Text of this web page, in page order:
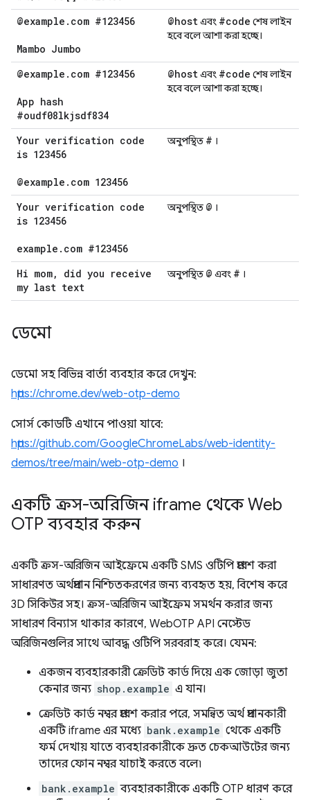
@example . com #123456
Mambo Jumbo
@hostএবং #code শেষ লাইন
হবে বলে আশা করা হচ্ছে।
@example . com #123456
App hash
#oudf08lkjsdf834
@hostএবং #code শেষ লাইন
হবে বলে আশা করা হচ্ছে।
Your verification code
is 123456
@example . com 123456
অনুপস্থিত # ।
Your verification code
is 123456
example . com #123456
অনুপস্থিত @ ।
Hi mom,
did you receive
my last text
অনুপস্থিত @ এবং # ।
ডেমো
ডেমো সহ বিভিন্ন বার্তা ব্যবহার করে দেখুন:
https://chrome.dev/web-otp-demo
সোর্স কোডটি এখানে পাওয়া যাবে:
https://github.com/GoogleChromeLabs/web-identity-
demos/tree/main/web-otp-demo ।
একটি ক্রস-অরিজিন iframe থেকে Web
OTP ব্যবহার করুন
একটি ক্রস-অরিজিন আইফ্রেমে একটি SMS ওটিপি প্রবেশ করা
সাধারণত অর্থপ্রদান নিশ্চিতকরণের জন্য ব্যবহৃত হয়, বিশেষ করে
3D সিকিউর সহ। ক্রস-অরিজিন আইফ্রেম সমর্থন করার জন্য
সাধারণ বিন্যাস থাকার কারণে, WebOTP API নেস্টেড
অরিজিনগুলির সাথে আবদ্ধ ওটিপি সরবরাহ করে। যেমন:
একজন ব্যবহারকারী ক্রেডিট কার্ড দিয়ে এক জোড়া জুতা
কেনার জন্য shop.example এ যান।
ক্রেডিট কার্ড নম্বর প্রবেশ করার পরে, সমন্বিত অর্থ প্রদানকারী
একটি iframe এর মধ্যে bank.example থেকে একটি
ফর্ম দেখায় যাতে ব্যবহারকারীকে দ্রুত চেকআউটের জন্য
তাদের ফোন নম্বর যাচাই করতে বলে৷
bank.example ব্যবহারকারীকে একটি OTP ধারণ করে